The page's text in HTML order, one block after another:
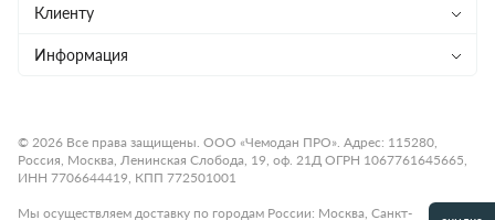
Чемоданы
Рюкзаки
Аксессуары
Клиенту
Магазины
Гарантия и возврат
Информация
Программа лояльности
Подарочные карты
Статьи
© 2026 Все права защищены. ООО «Чемодан ПРО». Адрес: 115280,
Россия, Москва, Ленинская Слобода, 19, оф. 21Д ОГРН 1067761645665,
ИНН 7706644419, КПП 772501001
Мы осуществляем доставку по городам России: Москва, Санкт-